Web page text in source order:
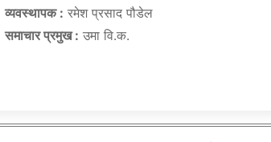
व्यवस्थापक : रमेश प्रसाद पौडेल
समाचार प्रमुख : उमा वि.क.